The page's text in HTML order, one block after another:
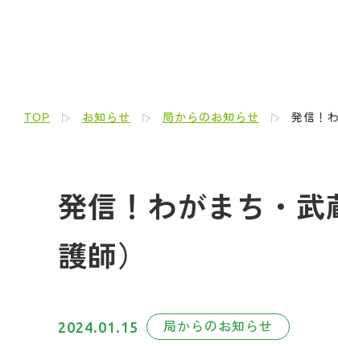
TOP お知らせ 局からのお知らせ 発信！
発信！わがまち・
護師）
2024.01.15 局からのお知らせ